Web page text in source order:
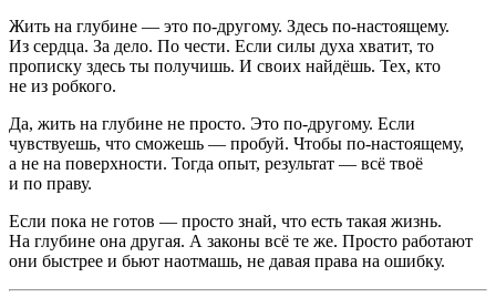
Жить на глубине — это по-другому. Здесь по-настоящему.
Из сердца. За дело. По чести. Если силы духа хватит, то
прописку здесь ты получишь. И своих найдёшь. Тех, кто
не из робкого.
Да, жить на глубине не просто. Это по-другому. Если
чувствуешь, что сможешь — пробуй. Чтобы по-настоящему,
а не на поверхности. Тогда опыт, результат — всё твоё
и по праву.
Если пока не готов — просто знай, что есть такая жизнь.
На глубине она другая. А законы всё те же. Просто работают
они быстрее и бьют наотмашь, не давая права на ошибку.